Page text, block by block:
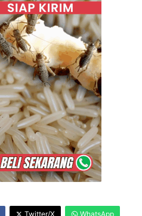
Twitter/X WhatsApp